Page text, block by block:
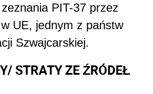
PIT-37 przez
UE, jednym z państw
Szwajcarskiej.
STRATY ZE ŹRÓDEŁ